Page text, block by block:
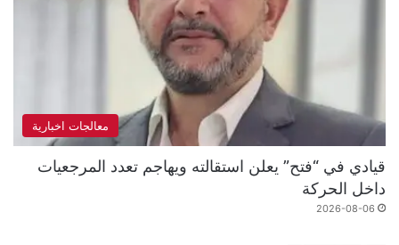
معالجات اخبارية
قيادي في “فتح” يعلن استقالته ويهاجم تعدد المرجعيات
داخل الحركة
2026-08-06